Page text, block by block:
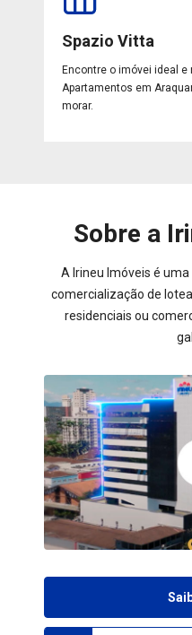
Spazio Vitta
Encontre o imóvei ideal
Apartamentos em
morar.
Sobre a
A Irineu Imóveis é
comercialização de
residenciais ou